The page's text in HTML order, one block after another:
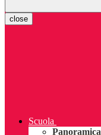
close
Scuola
Panoramica